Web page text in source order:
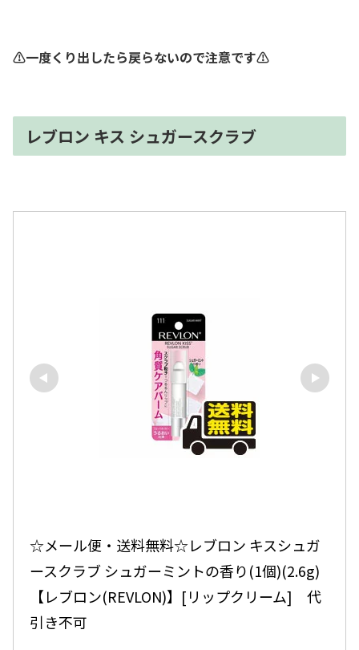
⚠︎一度くり出したら戻らないので注意です⚠︎
レブロン キス シュガースクラブ
☆メール便・送料無料☆レブロン キスシュガ
ースクラブ シュガーミントの香り(1個)(2.6g)
【レブロン(REVLON)】[リップクリーム]　代
引き不可